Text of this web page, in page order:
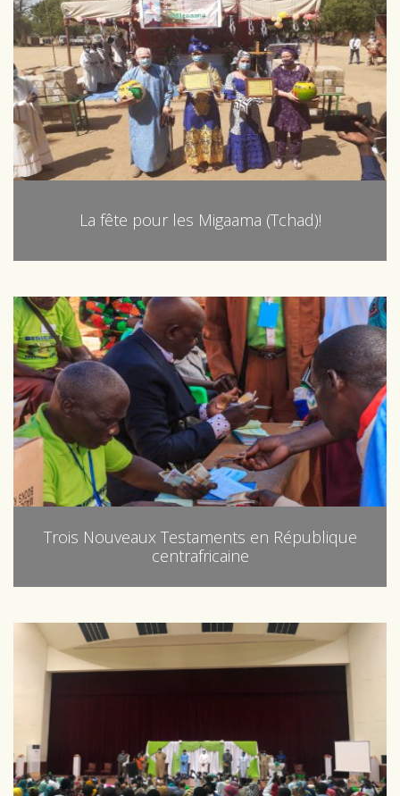
La fête pour les Migaama (Tchad)!
Trois Nouveaux Testaments en République
centrafricaine